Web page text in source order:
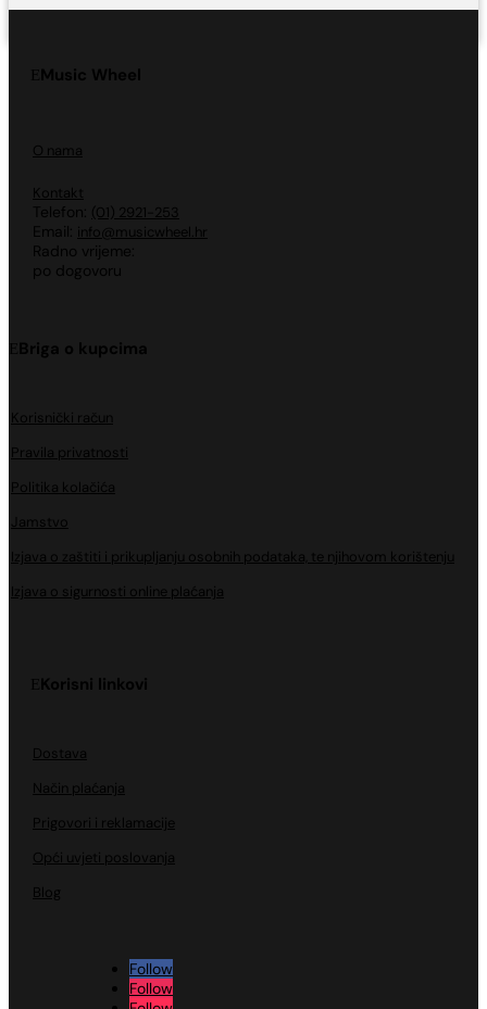
Music Wheel
O nama
Kontakt
Telefon: (01) 2921-253
Email: info@musicwheel.hr
Radno vrijeme:
po dogovoru
Briga o kupcima
Korisnički račun
Pravila privatnosti
Politika kolačića
Jamstvo
Izjava o zaštiti i prikupljanju osobnih podataka, te njihovom korištenju
Izjava o sigurnosti online plaćanja
Korisni linkovi
Dostava
Način plaćanja
Prigovori i reklamacije
Opći uvjeti poslovanja
Blog
Follow
Follow